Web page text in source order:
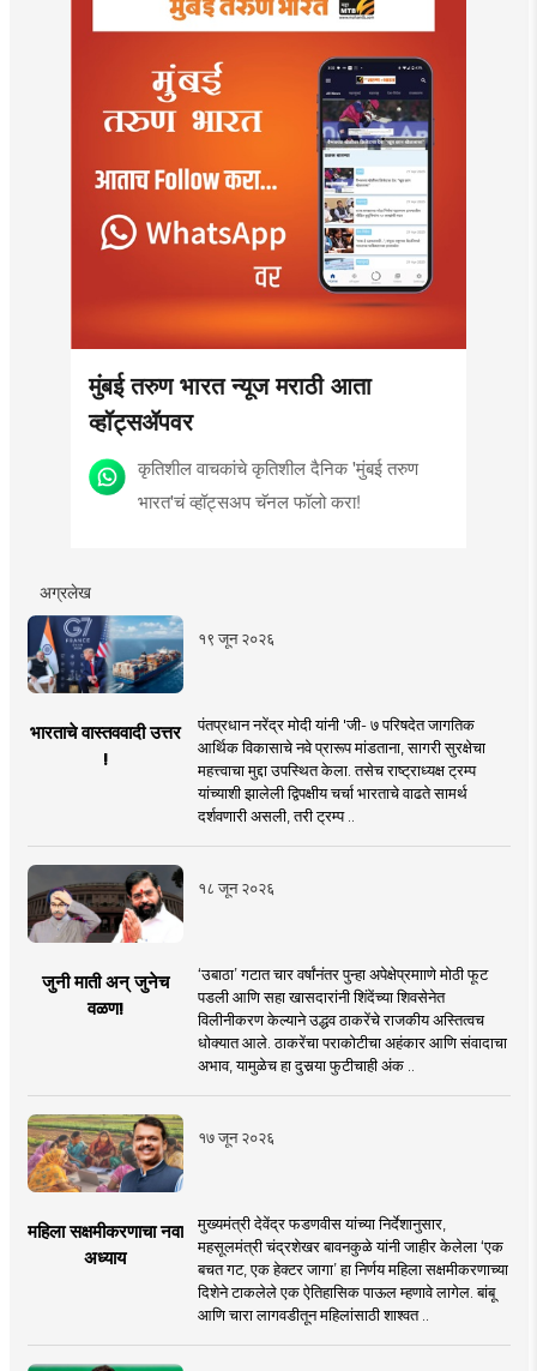
मुंबई तरुण भारत न्यूज मराठी आता
व्हॉट्सॲपवर
कृतिशील वाचकांचे कृतिशील दैनिक 'मुंबई तरुण
भारत'चं व्हॉट्सअप चॅनल फॉलो करा!
अग्रलेख
१९ जून २०२६
भारताचे वास्तववादी उत्तर
!
पंतप्रधान नरेंद्र मोदी यांनी 'जी- ७ परिषदेत जागतिक
आर्थिक विकासाचे नवे प्रारूप मांडताना, सागरी सुरक्षेचा
महत्त्वाचा मुद्दा उपस्थित केला. तसेच राष्ट्राध्यक्ष ट्रम्प
यांच्याशी झालेली द्विपक्षीय चर्चा भारताचे वाढते सामर्थ
दर्शवणारी असली, तरी ट्रम्प ..
१८ जून २०२६
जुनी माती अन् जुनेच
वळण!
‘उबाठा’ गटात चार वर्षांनंतर पुन्हा अपेक्षेप्रमााणे मोठी फूट
पडली आणि सहा खासदारांनी शिंदेंच्या शिवसेनेत
विलीनीकरण केल्याने उद्धव ठाकरेंचे राजकीय अस्तित्वच
धोक्यात आले. ठाकरेंचा पराकोटीचा अहंकार आणि संवादाचा
अभाव, यामुळेच हा दुसर्‍या फुटीचाही अंक ..
१७ जून २०२६
महिला सक्षमीकरणाचा नवा
अध्याय
मुख्यमंत्री देवेंद्र फडणवीस यांच्या निर्देशानुसार,
महसूलमंत्री चंद्रशेखर बावनकुळे यांनी जाहीर केलेला ‘एक
बचत गट, एक हेक्टर जागा’ हा निर्णय महिला सक्षमीकरणाच्या
दिशेने टाकलेले एक ऐतिहासिक पाऊल म्हणावे लागेल. बांबू
आणि चारा लागवडीतून महिलांसाठी शाश्वत ..